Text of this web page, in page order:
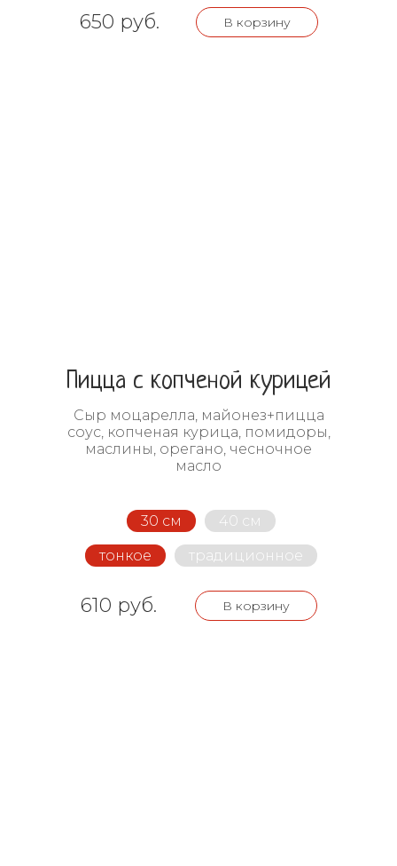
650 руб. В корзину
Пицца с копченой курицей
Сыр моцарелла, майонез+пицца
соус, копченая курица, помидоры,
маслины, орегано, чесночное
масло
30 см 40 см
тонкое традиционное
610 руб. В корзину